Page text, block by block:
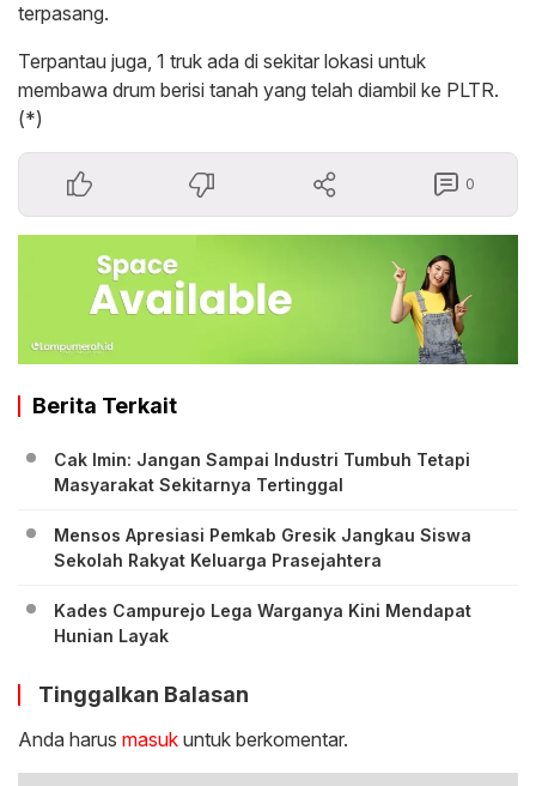
terpasang.
Terpantau juga, 1 truk ada di sekitar lokasi untuk
membawa drum berisi tanah yang telah diambil ke PLTR.
(*)
0
Berita Terkait
Cak Imin: Jangan Sampai Industri Tumbuh Tetapi
Masyarakat Sekitarnya Tertinggal
Mensos Apresiasi Pemkab Gresik Jangkau Siswa
Sekolah Rakyat Keluarga Prasejahtera
Kades Campurejo Lega Warganya Kini Mendapat
Hunian Layak
Tinggalkan Balasan
Anda harus masuk untuk berkomentar.